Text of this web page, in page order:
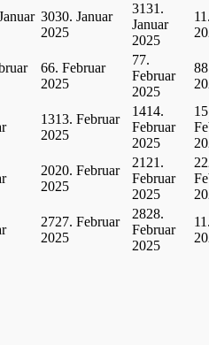
3030. Januar
2025
3131.
Januar
2025
1
66. Februar
2025
77.
Februar
2025
8
1313. Februar
2025
1414.
Februar
2025
15
2020. Februar
2025
21 21.
Februar
2025
22
2727. Februar
2025
2828.
Februar
2025
1